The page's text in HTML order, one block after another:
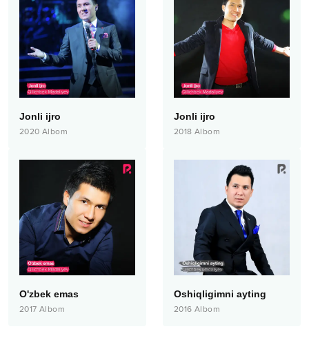
Jonli ijro
2020 Albom
Jonli ijro
2018 Albom
O'zbek emas
2017 Albom
Oshiqligimni ayting
2016 Albom